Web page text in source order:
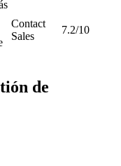
Contact
Sales
7.2/10
de